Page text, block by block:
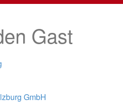
Gast
GmbH